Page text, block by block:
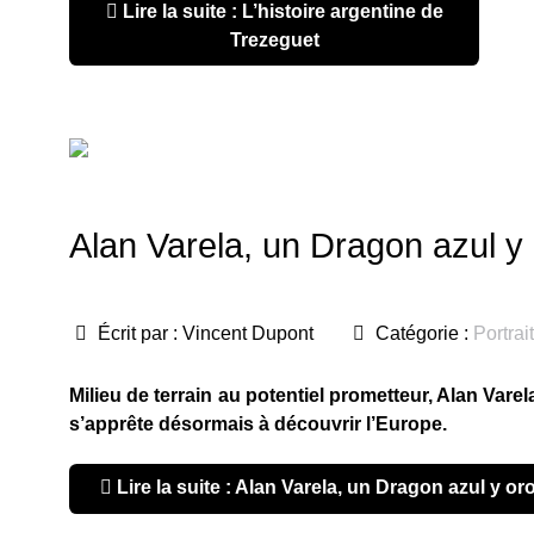
Lire la suite : L’histoire argentine de
Trezeguet
Alan Varela, un Dragon azul y
Écrit par : Vincent Dupont Catégorie :
Milieu de terrain au potentiel prometteur, Alan
s’apprête désormais à découvrir l’Europe.
Lire la suite : Alan Varela, un Dragon azul y